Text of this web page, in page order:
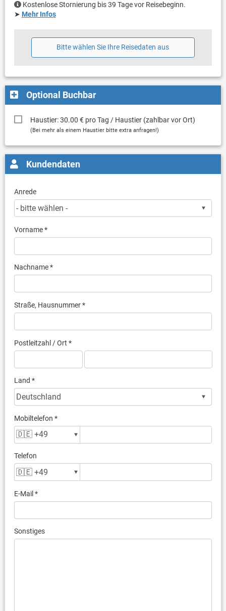
Kostenlose Stornierung bis 39 Tage vor Reisebeginn.
➤ Mehr Infos
Bitte wählen Sie Ihre Reisedaten aus
Optional Buchbar
Haustier: 30.00 € pro Tag / Haustier (zahlbar vor Ort)
(Bei mehr als einem Haustier bitte extra anfragen!)
Kundendaten
Anrede
Vorname *
Nachname *
Straße, Hausnummer *
Postleitzahl / Ort *
Land *
Mobiltelefon *
Telefon
E-Mail *
Sonstiges